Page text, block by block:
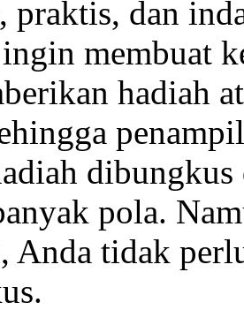
praktis, dan
membuat
hadiah
pola.
Anda tidak